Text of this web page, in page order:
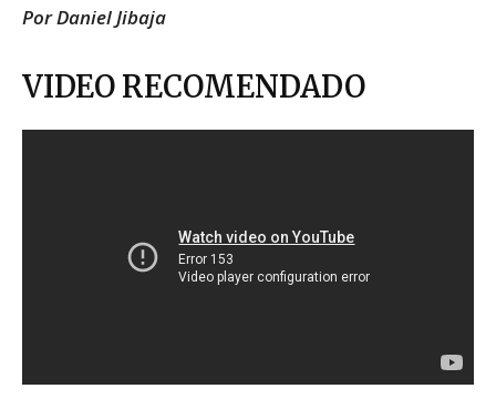
Por Daniel Jibaja
VIDEO RECOMENDADO